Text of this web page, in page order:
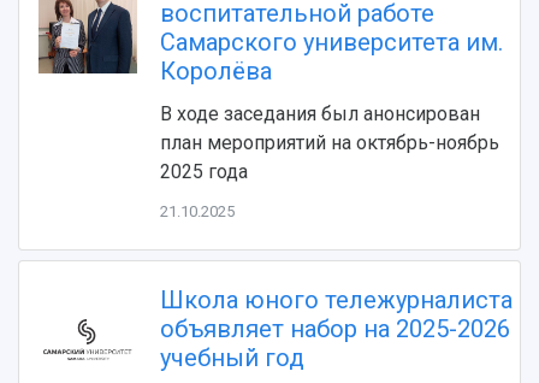
Устойчивое развитие
3D-тур по университету
Учебный аэродром
Центр истории авиационных двигателей
Международный межвузовский кампус
Сведения об образовательной организации
Видеолекции
Противодействие COVID-19
деятельности
Журналы Самарского университета
Научные конференции
Публикации и издания
Отчеты о проведенных конференциях
воспитательной работе
Самарского университета им.
Королёва
В ходе заседания был анонсирован
план мероприятий на октябрь-ноябрь
2025 года
21.10.2025
Школа юного тележурналиста
объявляет набор на 2025-2026
учебный год